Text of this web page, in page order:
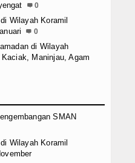
0
Wilayah Koramil
0
di Wilayah
Maninjau, Agam
SMAN
Wilayah Koramil